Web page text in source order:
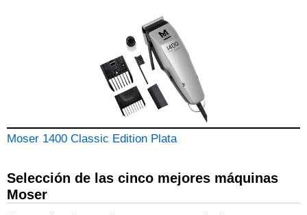
Moser 1400 Classic Edition Plata
Selección de las cinco mejores máquinas
Moser